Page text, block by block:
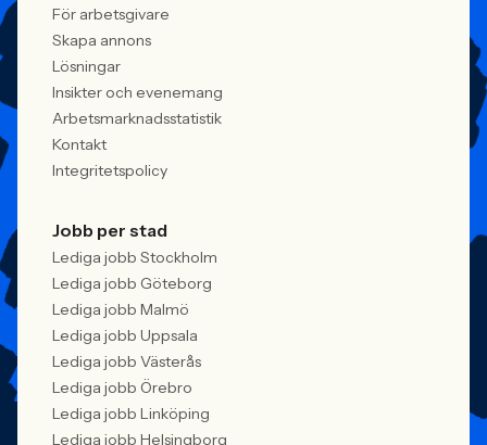
För arbetsgivare
Skapa annons
Lösningar
Insikter och evenemang
Arbetsmarknadsstatistik
Kontakt
Integritetspolicy
Jobb per stad
Lediga jobb Stockholm
Lediga jobb Göteborg
Lediga jobb Malmö
Lediga jobb Uppsala
Lediga jobb Västerås
Lediga jobb Örebro
Lediga jobb Linköping
Lediga jobb Helsingborg